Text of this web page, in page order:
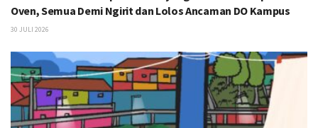
Oven, Semua Demi Ngirit dan Lolos Ancaman DO Kampus
30 JULI 2026